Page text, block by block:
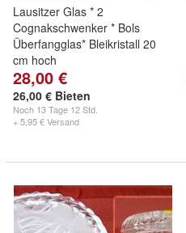
Lausitzer Glas * 2
Cognakschwenker * Bols
Überfangglas* Bleikristall 20
cm hoch
28,00 €
26,00 € Bieten
Noch 13 Tage 12 Std.
+ 5,95 € Versand